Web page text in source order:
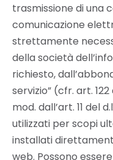
trasmissione di una
comunicazione
strettamente
della società
richiesto,
servizio” (cfr. art.
mod. dall’art. 11 del
utilizzati per scopi
installati
web. Possono